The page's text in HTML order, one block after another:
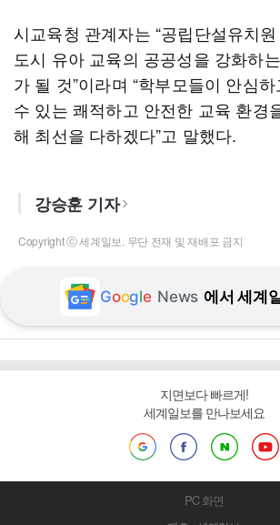
시교육청 관계자는 “공립단설유치
도시 유아 교육의 공공성을 강화하
가 될 것”이라며 “학부모들이 안심
수 있는 쾌적하고 안전한 교육 환경
해 최선을 다하겠다”고 말했다.
강승훈 기자
Copyright ⓒ 세계일보. 무단 전재 및 재배포 금지
Google News 에서 세계
지면보다 빠르게!
세계일보를 만나보세요
PC 화면